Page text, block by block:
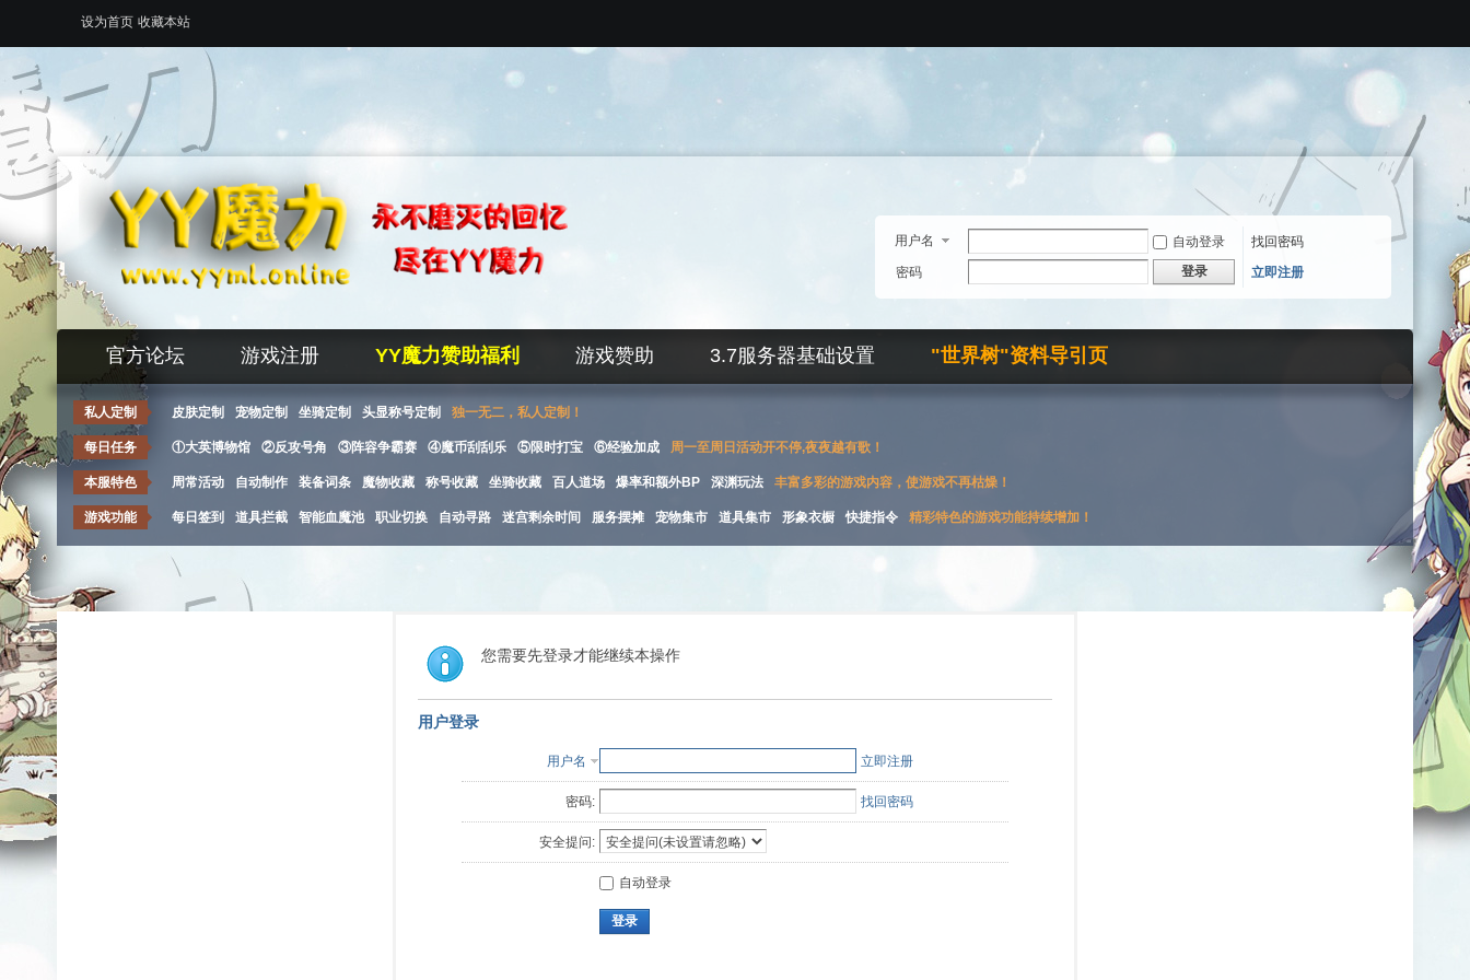
设为首页 收藏本站
用户名 自动登录
找回密码
密码
登录 立即注册
官方论坛 游戏注册 YY魔力赞助福利 游戏赞助 3.7服务器基础设置 "世界树"资料导引页
私人定制 皮肤定制 宠物定制 坐骑定制 头显称号定制 独一无二，私人定制！
每日任务 ①大英博物馆 ②反攻号角 ③阵容争霸赛 ④魔币刮刮乐 ⑤限时打宝 ⑥经验加成 周一至周日活动开不停,夜夜越有歌！
本服特色 周常活动 自动制作 装备词条 魔物收藏 称号收藏 坐骑收藏 百人道场 爆率和额外BP 深渊玩法 丰富多彩的游戏内容，使游戏不再枯燥！
游戏功能 每日签到 道具拦截 智能血魔池 职业切换 自动寻路 迷宫剩余时间 服务摆摊 宠物集市 道具集市 形象衣橱 快捷指令 精彩特色的游戏功能持续增加！
您需要先登录才能继续本操作
用户登录
用户名 立即注册
密码: 找回密码
安全提问:
自动登录
登录